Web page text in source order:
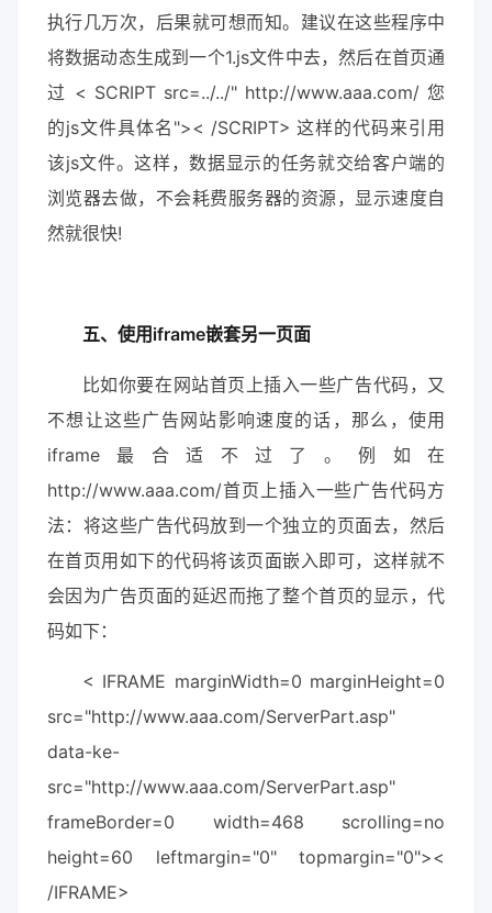
执行几万次，后果就可想而知。建议在这些程序中
将数据动态生成到一个1.js文件中去，然后在首页通
过 < SCRIPT src=../../" http://www.aaa.com/ 您
的js文件具体名">< /SCRIPT> 这样的代码来引用
该js文件。这样，数据显示的任务就交给客户端的
浏览器去做，不会耗费服务器的资源，显示速度自
然就很快!
五、使用iframe嵌套另一页面
比如你要在网站首页上插入一些广告代码，又
不想让这些广告网站影响速度的话，那么，使用
iframe最合适不过了。例如在
http://www.aaa.com/首页上插入一些广告代码方
法：将这些广告代码放到一个独立的页面去，然后
在首页用如下的代码将该页面嵌入即可，这样就不
会因为广告页面的延迟而拖了整个首页的显示，代
码如下：
< IFRAME marginWidth=0 marginHeight=0
src="http://www.aaa.com/ServerPart.asp"
data-ke-
src="http://www.aaa.com/ServerPart.asp"
frameBorder=0 width=468 scrolling=no
height=60 leftmargin="0" topmargin="0"><
/IFRAME>